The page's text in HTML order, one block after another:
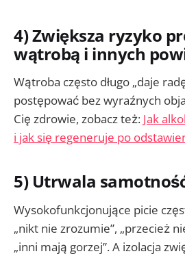
4) Zwiększa ryzyko
wątrobą i innych
Wątroba często długo „daje
postępować bez wyraźnych
Cię zdrowie, zobacz też: Jak
i jak się regeneruje po
5) Utrwala
Wysokofunkcjonujące picie
„nikt nie zrozumie”, „przecież
„inni mają gorzej”. A izolacja